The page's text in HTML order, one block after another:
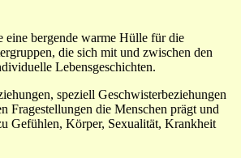
eine bergende warme Hülle für die
die sich mit und zwischen den
Lebensgeschichten.
speziell Geschwisterbeziehungen
Fragestellungen die Menschen prägt und
Gefühlen, Körper, Sexualität, Krankheit